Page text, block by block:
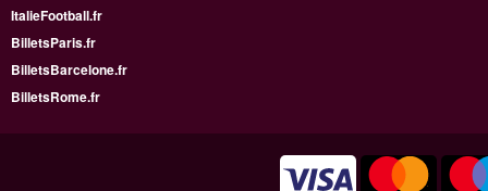
ItalieFootball.fr
BilletsParis.fr
BilletsBarcelone.fr
BilletsRome.fr